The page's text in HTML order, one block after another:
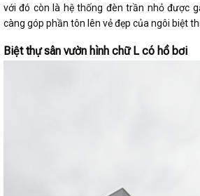
với đó còn là hệ thống đèn trần nhỏ được
càng góp phần tôn lên vẻ đẹp của ngôi biệt
Biệt thự sân vườn hình chữ L có hồ bơi